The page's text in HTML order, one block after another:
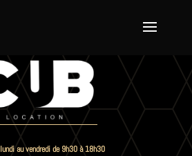
lundi au vendredi de 9h30 à 18h30